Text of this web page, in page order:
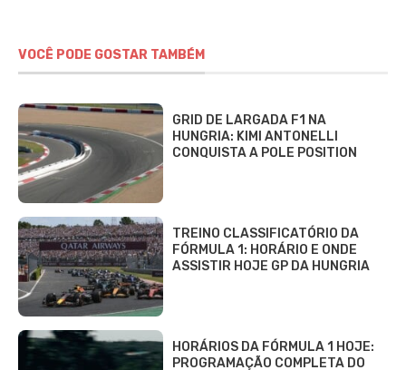
VOCÊ PODE GOSTAR TAMBÉM
GRID DE LARGADA F1 NA
HUNGRIA: KIMI ANTONELLI
CONQUISTA A POLE POSITION
TREINO CLASSIFICATÓRIO DA
FÓRMULA 1: HORÁRIO E ONDE
ASSISTIR HOJE GP DA HUNGRIA
HORÁRIOS DA FÓRMULA 1 HOJE:
PROGRAMAÇÃO COMPLETA DO